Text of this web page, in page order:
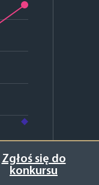
Zgłoś się do
konkursu
2026